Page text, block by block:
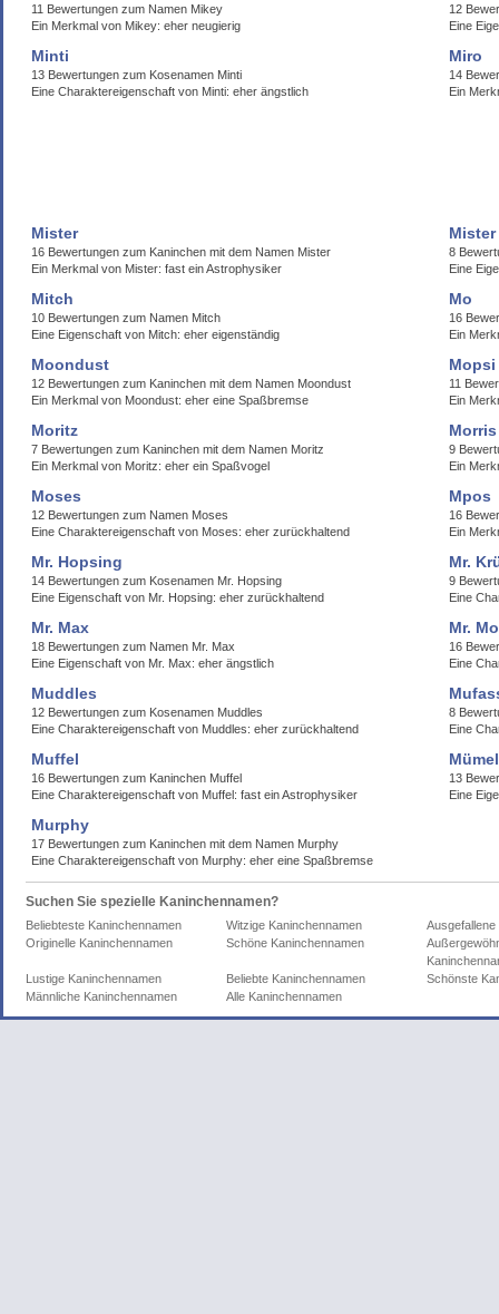
11 Bewertungen zum Namen Mikey
Ein Merkmal von Mikey: eher neugierig
12
Eine
Minti
13 Bewertungen zum Kosenamen Minti
Eine Charaktereigenschaft von Minti: eher ängstlich
Miro
14
Ein
Mister
16 Bewertungen zum Kaninchen mit dem Namen Mister
Ein Merkmal von Mister: fast ein Astrophysiker
8
Eine
Mitch
10 Bewertungen zum Namen Mitch
Eine Eigenschaft von Mitch: eher eigenständig
Mo
16
Ein
Moondust
12 Bewertungen zum Kaninchen mit dem Namen Moondust
Ein Merkmal von Moondust: eher eine Spaßbremse
Mopsi
11
Ein
Moritz
7 Bewertungen zum Kaninchen mit dem Namen Moritz
Ein Merkmal von Moritz: eher ein Spaßvogel
Morris
9
Ein
Moses
12 Bewertungen zum Namen Moses
Eine Charaktereigenschaft von Moses: eher zurückhaltend
Mpos
16
Ein
Mr. Hopsing
14 Bewertungen zum Kosenamen Mr. Hopsing
Eine Eigenschaft von Mr. Hopsing: eher zurückhaltend
Mr.
9
Eine
Mr. Max
18 Bewertungen zum Namen Mr. Max
Eine Eigenschaft von Mr. Max: eher ängstlich
Mr.
16
Eine
Muddles
12 Bewertungen zum Kosenamen Muddles
Eine Charaktereigenschaft von Muddles: eher zurückhaltend
8
Eine
Muffel
16 Bewertungen zum Kaninchen Muffel
Eine Charaktereigenschaft von Muffel: fast ein Astrophysiker
13
Eine
Murphy
17 Bewertungen zum Kaninchen mit dem Namen Murphy
Eine Charaktereigenschaft von Murphy: eher eine Spaßbremse
Suchen Sie spezielle Kaninchennamen?
Beliebteste Kaninchennamen Witzige Kaninchennamen
Originelle Kaninchennamen
Schöne Kaninchennamen
Lustige Kaninchennamen
Beliebte Kaninchennamen
Schönste
Männliche Kaninchennamen
Alle Kaninchennamen